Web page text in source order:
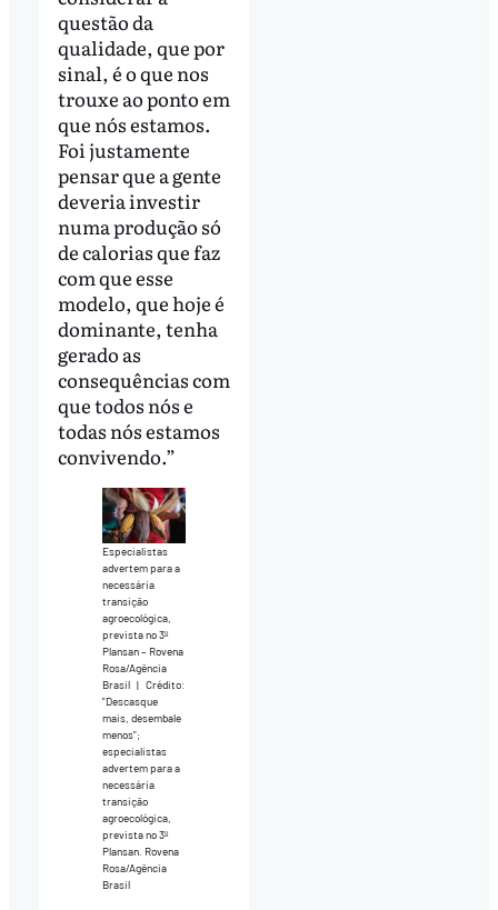
questão da
qualidade, que por
sinal, é o que nos
trouxe ao ponto em
que nós estamos.
Foi justamente
pensar que a gente
deveria investir
numa produção só
de calorias que faz
com que esse
modelo, que hoje é
dominante, tenha
gerado as
consequências com
que todos nós e
todas nós estamos
convivendo.”
Especialistas
advertem para a
necessária
transição
agroecológica,
prevista no 3º
Plansan – Rovena
Rosa/Agência
Brasil | Crédito:
"Descasque
mais, desembale
menos";
especialistas
advertem para a
necessária
transição
agroecológica,
prevista no 3º
Plansan. Rovena
Rosa/Agência
Brasil